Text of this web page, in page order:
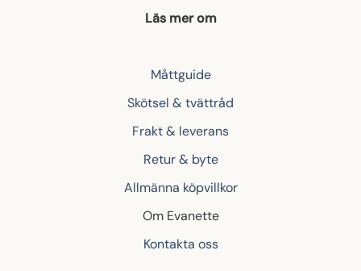
Läs mer om
Måttguide
Skötsel & tvättråd
Frakt & leverans
Retur & byte
Allmänna köpvillkor
Om Evanette
Kontakta oss